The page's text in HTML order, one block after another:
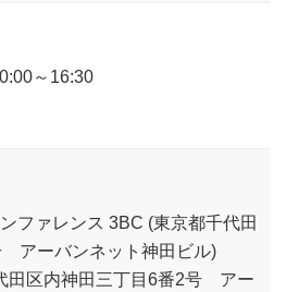
～16:30
ファレンス 3BC (東京都千代田
アーバンネット神田ビル)
田区内神田三丁目6番2号 アー